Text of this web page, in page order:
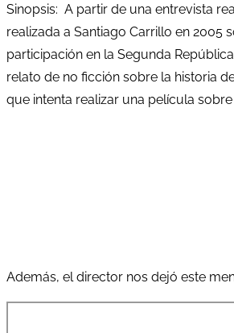
Sinopsis: A partir de una entrevista
realizada a Santiago Carrillo en 2005
participación en la Segunda
relato de no ficción sobre la historia
que intenta realizar una película
Además, el director nos dejó este